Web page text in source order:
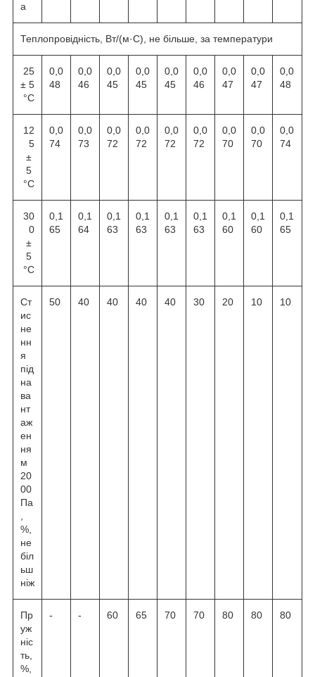
а
Теплопровідність, Вт/(м·С), не більше, за температури
25
± 5
°С
0,0
48
0,0
46
0,0
45
0,0
45
0,0
45
0,0
46
0,0
47
0,0
47
0,0
48
12
5
±
5
°С
0,0
74
0,0
73
0,0
72
0,0
72
0,0
72
0,0
72
0,0
70
0,0
70
0,0
74
30
0
±
5
°С
0,1
65
0,1
64
0,1
63
0,1
63
0,1
63
0,1
63
0,1
60
0,1
60
0,1
65
Ст
ис
не
нн
я
під
на
ва
нт
аж
ен
ня
м
20
00
Па
%,
не
біл
ьш
ніж
50 40 40 40 40 30 20 10 10
Пр
уж
ніс
ть,
%,
- - 60 65 70 70 80 80 80